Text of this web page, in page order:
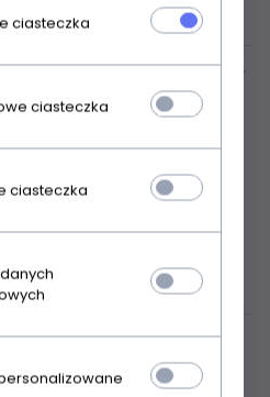
koszulka nocna
dzianiny
ciasteczka
ciasteczka
ciasteczka